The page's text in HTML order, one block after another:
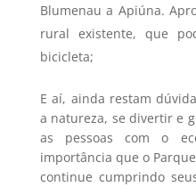
Blumenau a Apiúna.
rural existente, que
bicicleta;
E aí, ainda restam
a natureza, se divertir e
as pessoas com o
importância que o
continue cumprindo